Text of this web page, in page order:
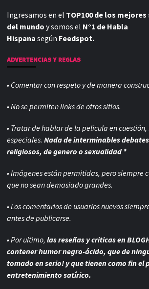
Ingresamos en el TOP100 de los
del mundo y somos el N°1 de Habla
Hispana según Feedspot.
ADVERTENCIAS Y REGLAS
• Comentar con respeto y de manera
• No se permiten links de otros sitios.
• Tratar de hablar de la pelicula en cuestión,
especiales. Nada de interminables
religiosos, de genero o sexualidad *
• Imágenes están permitidas, pero siempre
que no sean demasiado grandes.
• Los comentarios de usuarios nuevos
antes de publicarse.
• Por ultimo, las reseñas y criticas en
contener humor negro-ácido, que de
tomado en serio! y que tienen como fin el
entretenimiento satírico.